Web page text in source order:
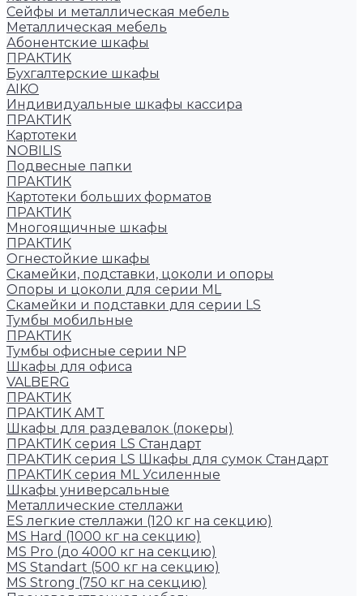
Сейфы и металлическая мебель
Металлическая мебель
Абонентские шкафы
ПРАКТИК
Бухгалтерские шкафы
AIKO
Индивидуальные шкафы кассира
ПРАКТИК
Картотеки
NOBILIS
Подвесные папки
ПРАКТИК
Картотеки больших форматов
ПРАКТИК
Многоящичные шкафы
ПРАКТИК
Огнестойкие шкафы
Скамейки, подставки, цоколи и опоры
Опоры и цоколи для серии ML
Скамейки и подставки для серии LS
Тумбы мобильные
ПРАКТИК
Тумбы офисные серии NP
Шкафы для офиса
VALBERG
ПРАКТИК
ПРАКТИК AMT
Шкафы для раздевалок (локеры)
ПРАКТИК cерия LS Стандарт
ПРАКТИК серия LS Шкафы для сумок Стандарт
ПРАКТИК серия ML Усиленные
Шкафы универсальные
Металлические стеллажи
ES легкие стеллажи (120 кг на секцию)
MS Hard (1000 кг на секцию)
MS Pro (до 4000 кг на секцию)
MS Standart (500 кг на секцию)
MS Strong (750 кг на секцию)